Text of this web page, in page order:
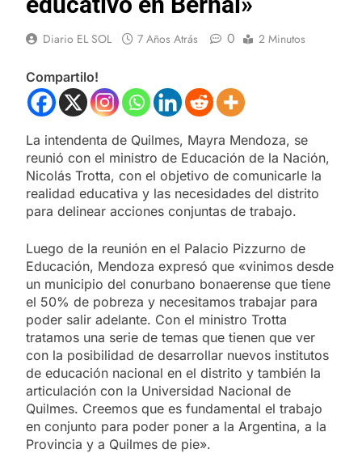
Diario EL SOL 7 Años Atrás 0 2 Minutos
Compartilo!
La intendenta de Quilmes, Mayra Mendoza, se
reunió con el ministro de Educación de la Nación,
Nicolás Trotta, con el objetivo de comunicarle la
realidad educativa y las necesidades del distrito
para delinear acciones conjuntas de trabajo.
Luego de la reunión en el Palacio Pizzurno de
Educación, Mendoza expresó que «vinimos desde
un municipio del conurbano bonaerense que tiene
el 50% de pobreza y necesitamos trabajar para
poder salir adelante. Con el ministro Trotta
tratamos una serie de temas que tienen que ver
con la posibilidad de desarrollar nuevos institutos
de educación nacional en el distrito y también la
articulación con la Universidad Nacional de
Quilmes. Creemos que es fundamental el trabajo
en conjunto para poder poner a la Argentina, a la
Provincia y a Quilmes de pie».